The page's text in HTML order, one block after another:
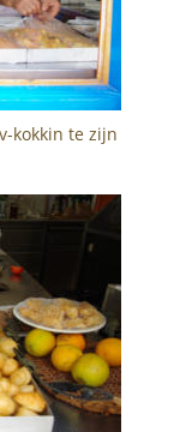
kokkin te zijn